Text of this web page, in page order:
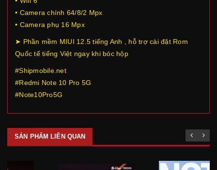
• Camera chính 64/8/2 Mpx
• Camera phụ 16 Mpx
➤ Phần mềm MIUI 12.5 tiếng Anh , hỗ trợ cài đặt Rom
Quốc tế tiếng Việt ngay khi bóc hộp
#Shipmobile.net
#Redmi Note 10 Pro 5G
#Note10Pro5G
SẢN PHẨM LIÊN QUAN